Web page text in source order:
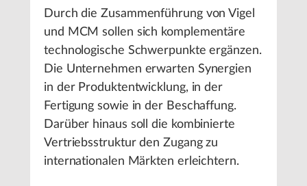
Durch die Zusammenführung von Vigel
und MCM sollen sich komplementäre
technologische Schwerpunkte ergänzen.
Die Unternehmen erwarten Synergien
in der Produktentwicklung, in der
Fertigung sowie in der Beschaffung.
Darüber hinaus soll die kombinierte
Vertriebsstruktur den Zugang zu
internationalen Märkten erleichtern.